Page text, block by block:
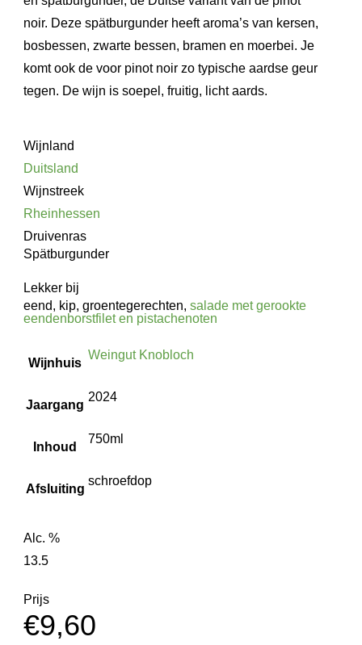
noir. Deze spätburgunder heeft aroma’s van kersen,
bosbessen, zwarte bessen, bramen en moerbei. Je
komt ook de voor pinot noir zo typische aardse geur
tegen. De wijn is soepel, fruitig, licht aards.
Wijnland
Duitsland
Wijnstreek
Rheinhessen
Druivenras
Spätburgunder
Lekker bij
eend, kip, groentegerechten, salade met gerookte
eendenborstfilet en pistachenoten
Wijnhuis
Weingut Knobloch
Jaargang
2024
Inhoud
750ml
Afsluiting
schroefdop
Alc. %
13.5
Prijs
€9,60